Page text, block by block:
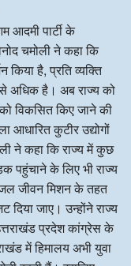
आदमी पार्टी के
चमोली ने कहा कि
किया है, प्रति व्यक्ति
अधिक है। अब राज्य को
विकसित किए जाने की
आधारित कुटीर उद्योगों
ने कहा कि राज्य में कुछ
पहुंचाने के लिए भी राज्य
जीवन मिशन के तहत
दिया जाए। उन्होंने राज्य
प्रदेश कांग्रेस के
में हिमालय अभी युवा